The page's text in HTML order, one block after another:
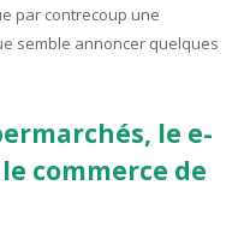
par contrecoup une
semble annoncer quelques
le e-
commerce de